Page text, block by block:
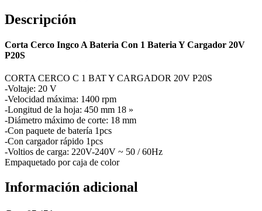
Descripción
Corta Cerco Ingco A Bateria Con 1 Bateria Y Cargador 20V
P20S
CORTA CERCO C 1 BAT Y CARGADOR 20V P20S
-Voltaje: 20 V
-Velocidad máxima: 1400 rpm
-Longitud de la hoja: 450 mm 18 »
-Diámetro máximo de corte: 18 mm
-Con paquete de batería 1pcs
-Con cargador rápido 1pcs
-Voltios de carga: 220V-240V ~ 50 / 60Hz
Empaquetado por caja de color
Información adicional